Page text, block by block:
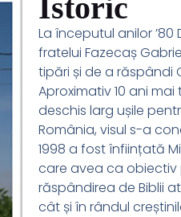
Istoric
La începutul anilor
fratelui Fazecaș
tipări și de a răspândi
Aproximativ 10 ani
deschis larg ușile
România, visul s-a
1998 a fost înființată
care avea ca obiectiv
răspândirea de Biblii
cât și în rândul